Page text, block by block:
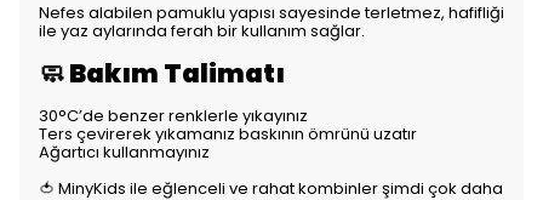
Nefes alabilen pamuklu yapısı sayesinde terletmez, hafifliği
ile yaz aylarında ferah bir kullanım sağlar.
🧼 Bakım Talimatı
30°C’de benzer renklerle yıkayınız
Ters çevirerek yıkamanız baskının ömrünü uzatır
Ağartıcı kullanmayınız
🍅 MinyKids ile eğlenceli ve rahat kombinler şimdi çok daha